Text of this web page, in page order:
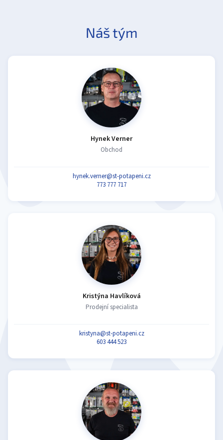
Náš tým
Hynek Verner
Obchod
hynek.verner@st-potapeni.cz
773 777 717
Kristýna Havlíková
Prodejní specialista
kristyna@st-potapeni.cz
603 444 523